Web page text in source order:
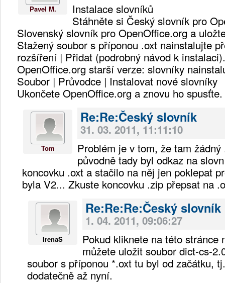
Pavel M.
Instalace slovníků
Stáhněte si Český slovník pro
Slovenský slovník pro OpenOffice.org a
Stažený soubor s příponou .oxt nainstalujte
rozšíření | Přidat (podrobný návod k instalaci).
OpenOffice.org starší verze: slovníky
Soubor | Průvodce | Instalovat nové slovníky
Ukončete OpenOffice.org a znovu ho spusťte.
Tom
Re:Re:Český slovník
31. 03. 2011, 11:11:10
Problém je v tom, že tam
původně tady byl odkaz na
koncovku .oxt a stačilo na něj jen poklepat
byla V2... Zkuste koncovku .zip přepsat na
IrenaS
Re:Re:Re:Český slovník
1. 04. 2011, 09:06:27
Pokud kliknete na této stránce
můžete uložit soubor dict-cs-
soubor s příponou *.oxt tu byl od začátku,
dodatečně až nyní.